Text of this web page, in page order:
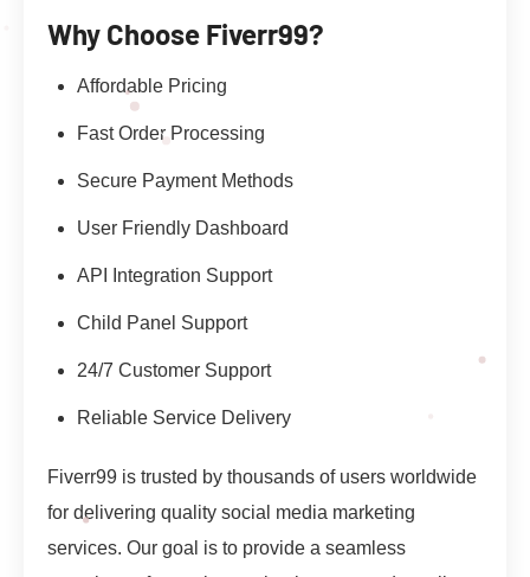
Why Choose Fiverr99?
Affordable Pricing
Fast Order Processing
Secure Payment Methods
User Friendly Dashboard
API Integration Support
Child Panel Support
24/7 Customer Support
Reliable Service Delivery
Fiverr99 is trusted by thousands of users worldwide
for delivering quality social media marketing
services. Our goal is to provide a seamless